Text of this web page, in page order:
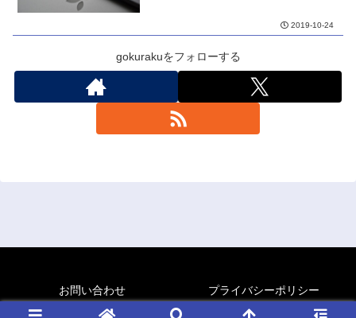
2019-10-24
gokurakuをフォローする
お問い合わせ プライバシーポリシー